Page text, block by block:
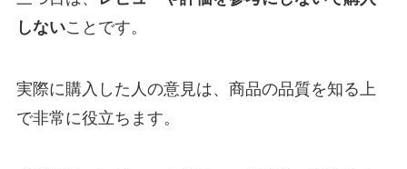
しないことです。
実際に購入した人の意見は、商品の品質を知る上
で非常に役立ちます。